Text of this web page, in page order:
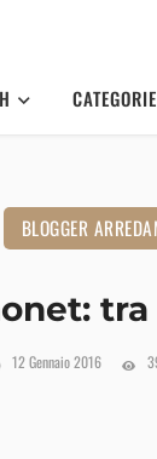
CATEGORIE
BLOGGER
12 Gennaio 2016